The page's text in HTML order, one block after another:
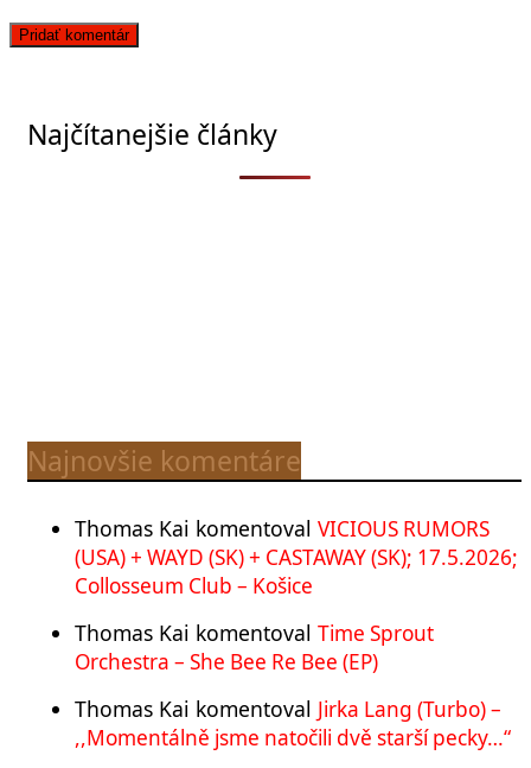
Najčítanejšie články
Najnovšie komentáre
Thomas Kai komentoval VICIOUS RUMORS
(USA) + WAYD (SK) + CASTAWAY (SK); 17.5.2026;
Collosseum Club – Košice
Thomas Kai komentoval Time Sprout
Orchestra – She Bee Re Bee (EP)
Thomas Kai komentoval Jirka Lang (Turbo) –
,,Momentálně jsme natočili dvě starší pecky…“